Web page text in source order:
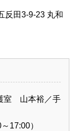
反田3-9-23 丸和
室 山本裕／手
17:00）